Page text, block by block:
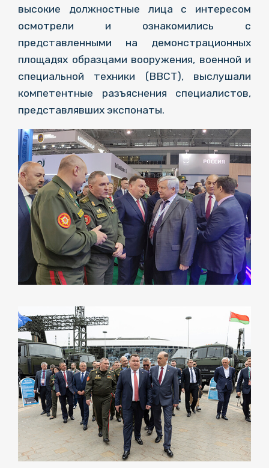
высокие должностные лица с интересом
осмотрели и ознакомились с
представленными на демонстрационных
площадях образцами вооружения, военной и
специальной техники (ВВСТ), выслушали
компетентные разъяснения специалистов,
представлявших экспонаты.